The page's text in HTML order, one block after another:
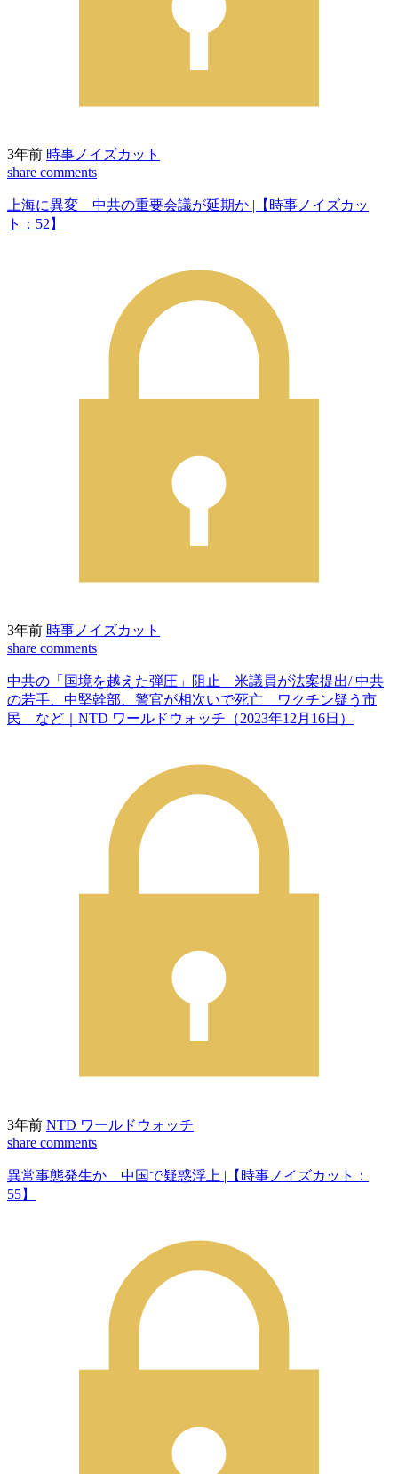
3年前 時事ノイズカット
share comments
上海に異変 中共の重要会議が延期か |【時事ノイズカッ
ト：52】
3年前 時事ノイズカット
share comments
中共の「国境を越えた弾圧」阻止 米議員が法案提出/ 中共
の若手、中堅幹部、警官が相次いで死亡 ワクチン疑う市
民 など｜NTD ワールドウォッチ（2023年12月16日）
3年前 NTD ワールドウォッチ
share comments
異常事態発生か 中国で疑惑浮上 |【時事ノイズカット：
55】